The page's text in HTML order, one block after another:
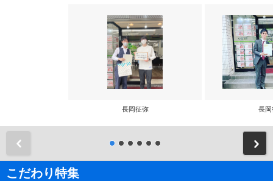
長岡征弥 長岡
こだわり特集